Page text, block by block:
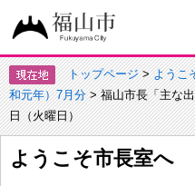
トップページ>ようこ
和元年）7月分> 福山市長「主な
日（火曜日）
ようこそ市長室へ